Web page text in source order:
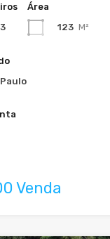
3
Área
123 M²
Venda